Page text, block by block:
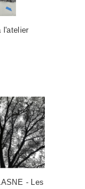
l'atelier
- Les